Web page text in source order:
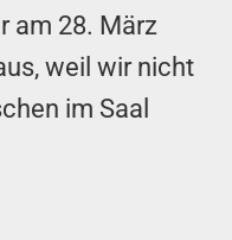
am 28. März
weil wir nicht
im Saal